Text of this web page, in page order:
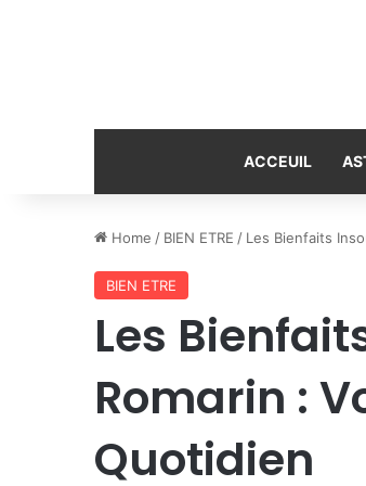
ACCEUIL
Home / BIEN ETRE / Les Bienfaits
BIEN ETRE
Les
Romarin :
Quotidien